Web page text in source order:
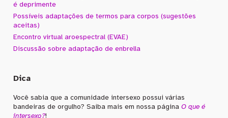
é deprimente
Possíveis adaptações de termos para corpos (sugestões
aceitas)
Encontro virtual aroespectral (EVAE)
Discussão sobre adaptação de enbrella
Dica
Você sabia que a comunidade intersexo possui várias
bandeiras de orgulho? Saiba mais em nossa páginaO que é
intersexo?!